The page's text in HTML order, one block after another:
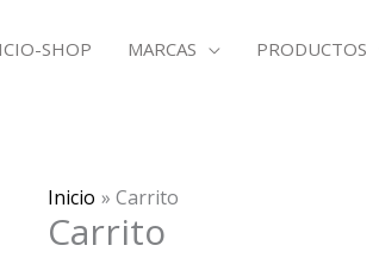
SHOP MARCAS PRODUCTOS
Inicio Carrito
Carrito